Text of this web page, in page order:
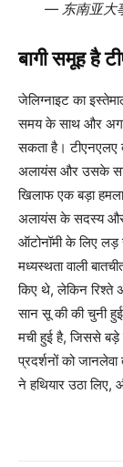
— 东南亚大
बागी समूह है
जेलिग्नाइट का
समय के साथ और अगर
सकता है। टीएनएलए
अलायंस और उसके
खिलाफ एक बड़ा
अलायंस के सदस्य और
ऑटोनॉमी के लिए
मध्यस्थता वाली
किए थे, लेकिन रिश्ते
सान सू की की चुनी
मची हुई है, जिससे बड़े
प्रदर्शनों को
ने हथियार उठा